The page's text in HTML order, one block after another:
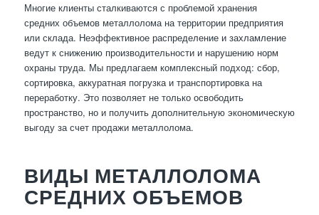
Многие клиенты сталкиваются с проблемой хранения
средних объемов металлолома на территории предприятия
или склада. Неэффективное распределение и захламление
ведут к снижению производительности и нарушению норм
охраны труда. Мы предлагаем комплексный подход: сбор,
сортировка, аккуратная погрузка и транспортировка на
переработку. Это позволяет не только освободить
пространство, но и получить дополнительную экономическую
выгоду за счет продажи металлолома.
ВИДЫ МЕТАЛЛОЛОМА
СРЕДНИХ ОБЪЕМОВ